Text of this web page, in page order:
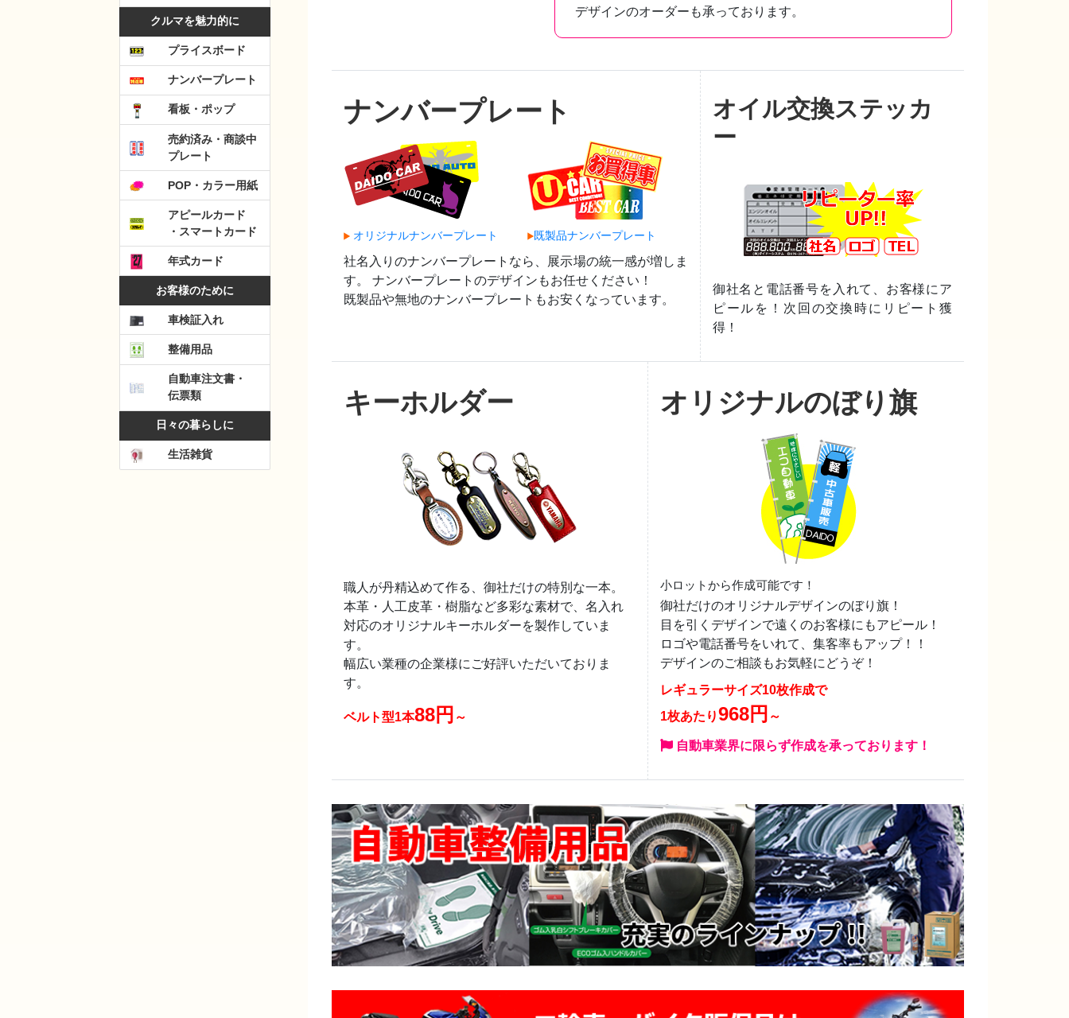
クルマを魅力的に
プライスボード
ナンバープレート
看板・ポップ
売約済み・商談中
プレート
POP・カラー用紙
アピールカード
・スマートカード
年式カード
お客様のために
車検証入れ
整備用品
自動車注文書・
伝票類
日々の暮らしに
生活雑貨
デザインのオーダーも承っております。
ナンバープレート
オリジナルナンバープレート 既製品ナンバープレート
社名入りのナンバープレートなら、展示場の統一感が増しま
す。 ナンバープレートのデザインもお任せください！
既製品や無地のナンバープレートもお安くなっています。
オイル交換ステッカ
ー
御社名と電話番号を入れて、お客様にア
ピールを！次回の交換時にリピート獲
得！
キーホルダー
職人が丹精込めて作る、御社だけの特別な一本。
本革・人工皮革・樹脂など多彩な素材で、名入れ
対応のオリジナルキーホルダーを製作していま
す。
幅広い業種の企業様にご好評いただいておりま
す。
ベルト型1本88円 ～
オリジナルのぼり旗
小ロットから作成可能です！
御社だけのオリジナルデザインのぼり旗！
目を引くデザインで遠くのお客様にもアピール！
ロゴや電話番号をいれて、集客率もアップ！！
デザインのご相談もお気軽にどうぞ！
レギュラーサイズ10枚作成で
1枚あたり968円 ～
自動車業界に限らず作成を承っております！